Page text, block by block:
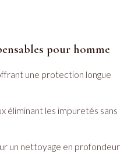
pour homme
une protection longue
éliminant les impuretés sans
un nettoyage en profondeur